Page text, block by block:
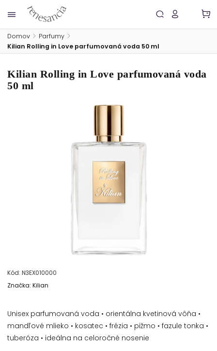
Domov / Parfumy /
Kilian Rolling in Love parfumovaná voda 50 ml
Kilian Rolling in Love parfumovaná voda
50 ml
Kód: N3EX010000
Unisex parfumovaná voda • orientálna kvetinová vôňa •
mandľové mlieko • kosatec • frézia • pižmo • fazule tonka •
tuberóza • ideálna na celoročné nosenie
Značka: Kilian